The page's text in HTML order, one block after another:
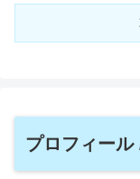
プロフィー